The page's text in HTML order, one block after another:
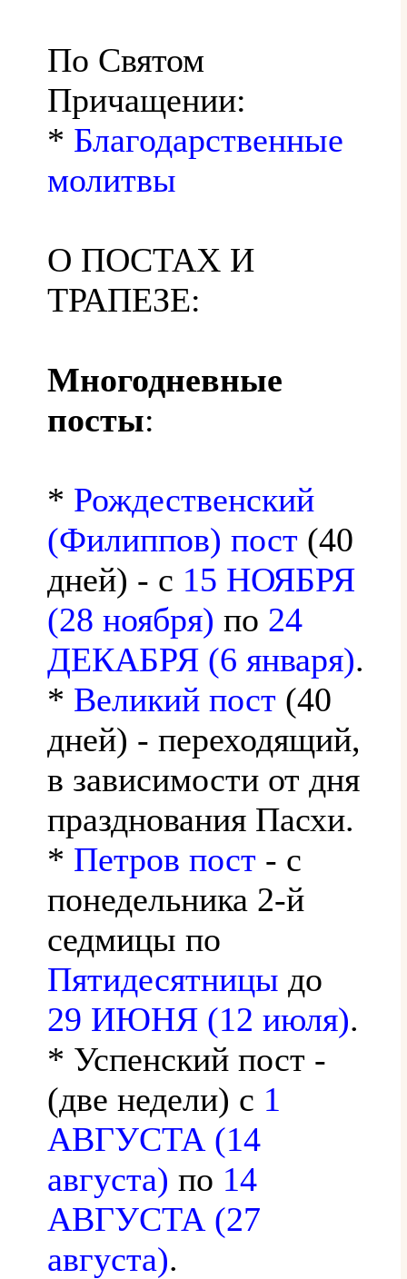
По Святом
Причащении:
* Благодарственные
молитвы
О ПОСТАХ И
ТРАПЕЗЕ:
Многодневные
посты:
* Рождественский
(Филиппов) пост (40
дней) - с 15 НОЯБРЯ
(28 ноября) по 24
ДЕКАБРЯ (6 января).
* Великий пост (40
дней) - переходящий,
в зависимости от дня
празднования Пасхи.
* Петров пост - с
понедельника 2-й
седмицы по
Пятидесятницы до
29 ИЮНЯ (12 июля).
* Успенский пост -
(две недели) с 1
АВГУСТА (14
августа) по 14
АВГУСТА (27
августа).